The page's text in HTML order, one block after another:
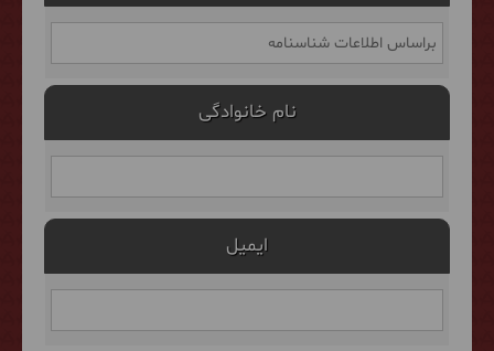
نام خانوادگی
ایمیل